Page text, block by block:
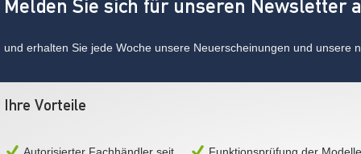
Melden Sie sich für unseren Newsletter
und erhalten Sie jede Woche unsere Neuerscheinungen und unsere
Ihre Vorteile